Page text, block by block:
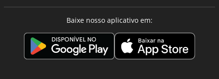
Baixe nosso aplicativo em: